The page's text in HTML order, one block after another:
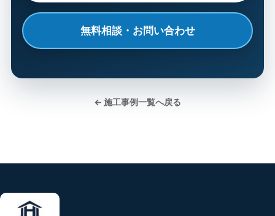
無料相談・お問い合わせ
← 施工事例一覧へ戻る